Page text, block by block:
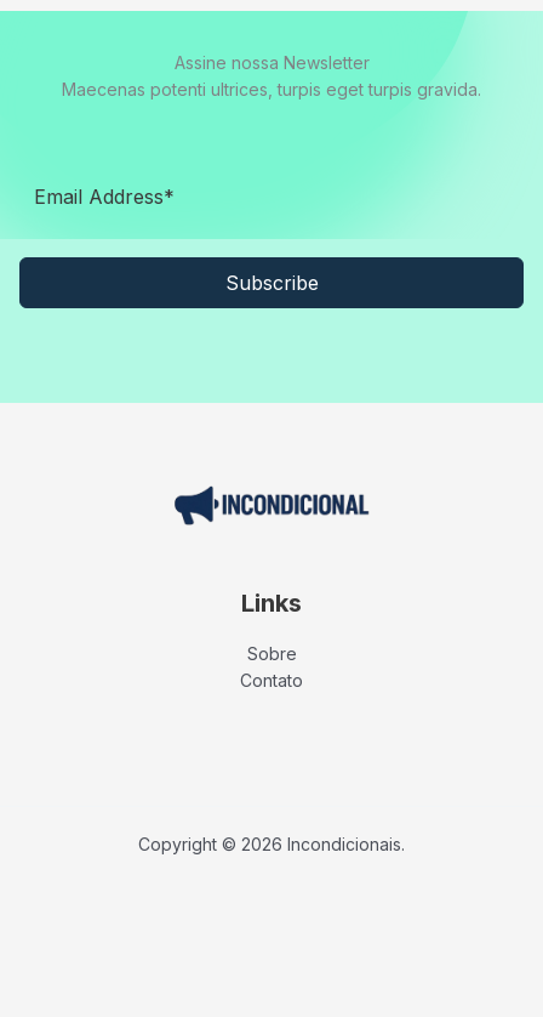
Assine nossa Newsletter
Maecenas potenti ultrices, turpis eget turpis gravida.
Subscribe
Links
Sobre
Contato
Copyright © 2026 Incondicionais.